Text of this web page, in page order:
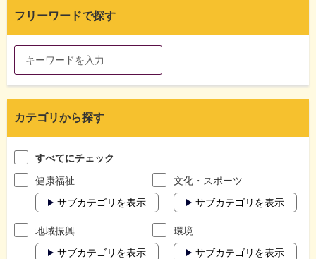
フリーワードで探す
カテゴリから探す
すべてにチェック
健康福祉
サブカテゴリを表示
文化・スポーツ
サブカテゴリを表示
地域振興
サブカテゴリを表示
環境
サブカテゴリを表示